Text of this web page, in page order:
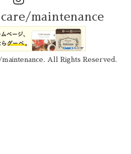
maintenance
. All Rights Reserved.